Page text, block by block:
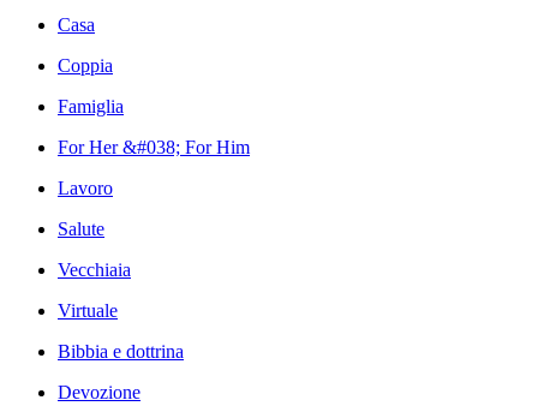
Casa
Coppia
Famiglia
For Her &#038; For Him
Lavoro
Salute
Vecchiaia
Virtuale
Bibbia e dottrina
Devozione